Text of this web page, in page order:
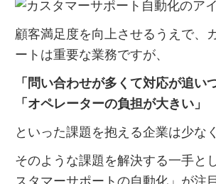
顧客満足度を向上させるうえで、
ートは重要な業務ですが、
「問い合わせが多くて対応が追い
「オペレーターの負担が大きい」
といった課題を抱える企業は少な
そのような課題を解決する一手と